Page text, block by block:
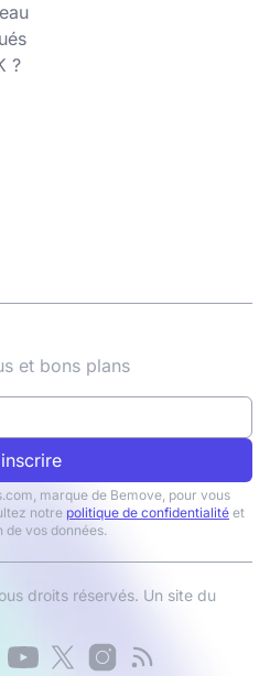
?
et bons plans
marque de Bemove, pour vous
notre politique de confidentialité et
de vos données.
droits réservés. Un site du